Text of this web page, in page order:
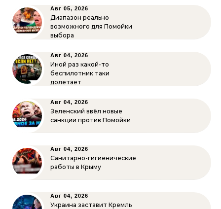
Авг 05, 2026
Диапазон реально
возможного для Помойки
выбора
Авг 04, 2026
Иной раз какой-то
беспилотник таки
долетает
Авг 04, 2026
Зеленский ввёл новые
санкции против Помойки
Авг 04, 2026
Санитарно-гигиенические
работы в Крыму
Авг 04, 2026
Украина заставит Кремль